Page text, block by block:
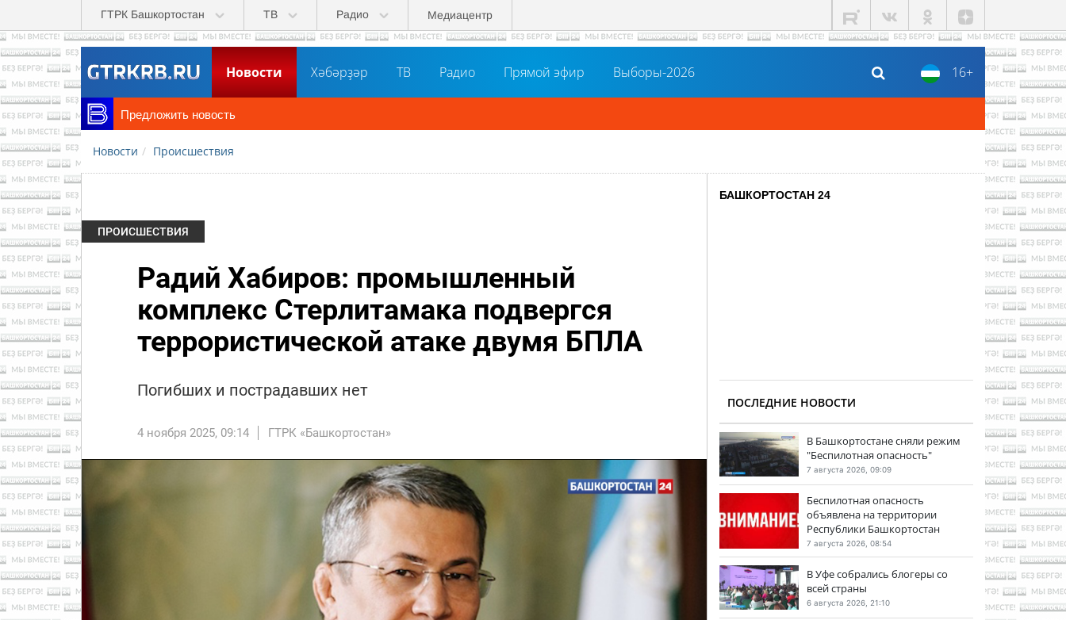
Перейти к основному содержанию
ГТРК Башкортостан ТВ Радио Медиацентр
16+
Новости Хәбәрҙәр ТВ Радио Прямой эфир Выборы-2026
Предложить новость
Новости Происшествия
ПРОИСШЕСТВИЯ
Радий Хабиров: промышленный
комплекс Стерлитамака подвергся
террористической атаке двумя БПЛА
Погибших и пострадавших нет
4 ноября 2025, 09:14 ГТРК «Башкортостан»
БАШКОРТОСТАН 24
ПОСЛЕДНИЕ НОВОСТИ
В Башкортостане сняли режим
"Беспилотная опасность"
7 августа 2026, 09:09
Беспилотная опасность
объявлена на территории
Республики Башкортостан
7 августа 2026, 08:54
В Уфе собрались блогеры со
всей страны
6 августа 2026, 21:10